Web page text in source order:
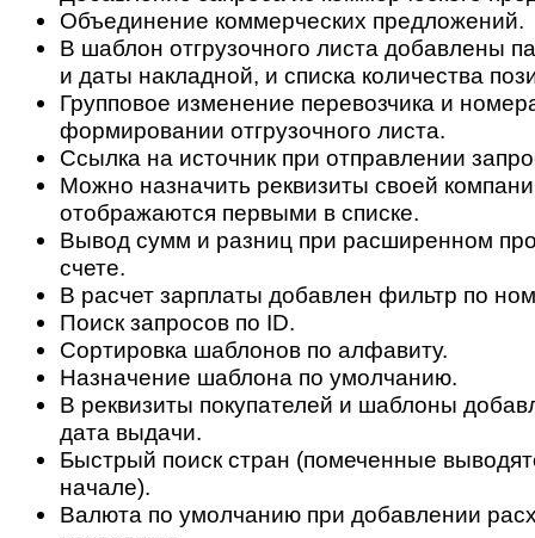
Объединение коммерческих предложений.
В шаблон отгрузочного листа добавлены
и даты накладной, и списка количества
Групповое изменение перевозчика и
формировании отгрузочного листа.
Ссылка на источник при отправлении
Можно назначить реквизиты своей
отображаются первыми в списке.
Вывод сумм и разниц при расширенном
счете.
В расчет зарплаты добавлен фильтр по
Поиск запросов по ID.
Сортировка шаблонов по алфавиту.
Назначение шаблона по умолчанию.
В реквизиты покупателей и шаблоны
дата выдачи.
Быстрый поиск стран (помеченные
начале).
Валюта по умолчанию при добавлении